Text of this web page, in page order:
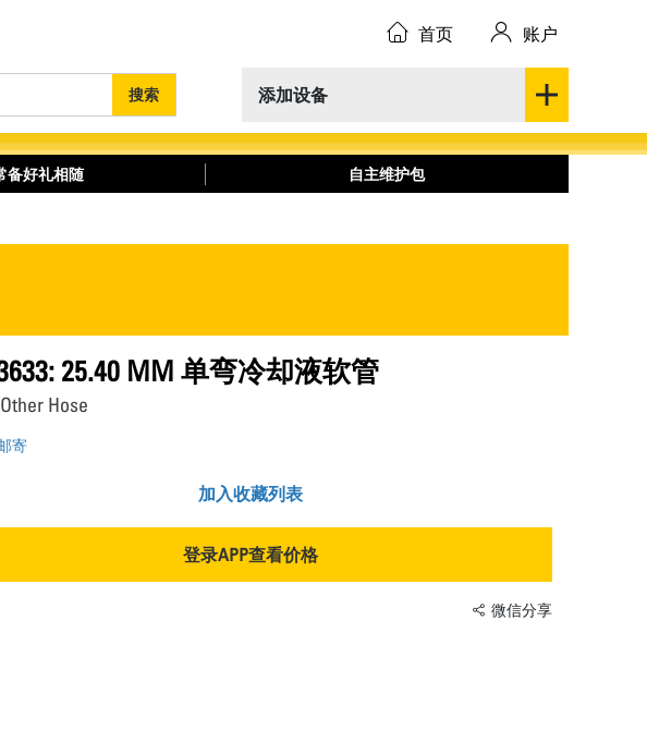
添加设备
搜索
首页 账户
备好礼相随 自主维护包
25.40 MM 单弯冷却液软管
Hose
寄
加入收藏列表
登录APP查看价格
微信分享